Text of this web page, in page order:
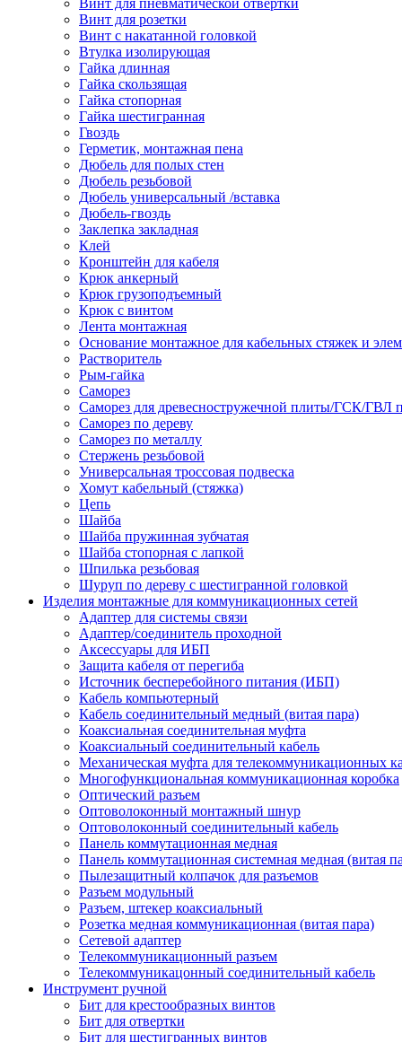
Винт для пневматической отвертки
Винт для розетки
Винт с накатанной головкой
Втулка изолирующая
Гайка длинная
Гайка скользящая
Гайка стопорная
Гайка шестигранная
Гвоздь
Герметик, монтажная пена
Дюбель для полых стен
Дюбель резьбовой
Дюбель универсальный /вставка
Дюбель-гвоздь
Заклепка закладная
Клей
Кронштейн для кабеля
Крюк анкерный
Крюк грузоподъемный
Крюк с винтом
Лента монтажная
Основание монтажное для кабельных стяжек и
Растворитель
Рым-гайка
Саморез
Саморез для древесностружечной плиты/ГСК/ГВЛ
Саморез по дереву
Саморез по металлу
Стержень резьбовой
Универсальная троссовая подвеска
Хомут кабельный (стяжка)
Цепь
Шайба
Шайба пружинная зубчатая
Шайба стопорная с лапкой
Шпилька резьбовая
Шуруп по дереву с шестигранной головкой
Изделия монтажные для коммуникационных сетей
Адаптер для системы связи
Адаптер/соединитель проходной
Аксессуары для ИБП
Защита кабеля от перегиба
Источник бесперебойного питания (ИБП)
Кабель компьютерный
Кабель соединительный медный (витая пара)
Коаксиальная соединительная муфта
Коаксиальный соединительный кабель
Механическая муфта для телекоммуникационных
Многофункциональная коммуникационная коробка
Оптический разъем
Оптоволоконный монтажный шнур
Оптоволоконный соединительный кабель
Панель коммутационная медная
Панель коммутационная системная медная (витая
Пылезащитный колпачок для разъемов
Разъем модульный
Разъем, штекер коаксиальный
Розетка медная коммуникационная (витая пара)
Сетевой адаптер
Телекоммуникационный разъем
Телекоммуникацонный соединительный кабель
Инструмент ручной
Бит для крестообразных винтов
Бит для отвертки
Бит для шестигранных винтов